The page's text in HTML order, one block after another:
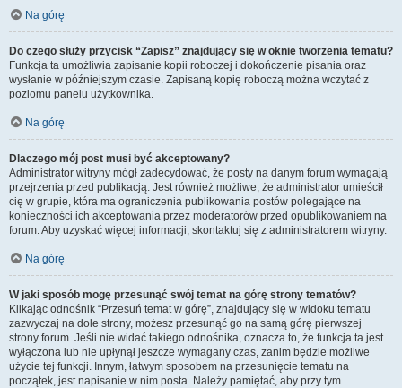
Na górę
Do czego służy przycisk “Zapisz” znajdujący się w oknie tworzenia tematu?
Funkcja ta umożliwia zapisanie kopii roboczej i dokończenie pisania oraz
wysłanie w późniejszym czasie. Zapisaną kopię roboczą można wczytać z
poziomu panelu użytkownika.
Na górę
Dlaczego mój post musi być akceptowany?
Administrator witryny mógł zadecydować, że posty na danym forum wymagają
przejrzenia przed publikacją. Jest również możliwe, że administrator umieścił
cię w grupie, która ma ograniczenia publikowania postów polegające na
konieczności ich akceptowania przez moderatorów przed opublikowaniem na
forum. Aby uzyskać więcej informacji, skontaktuj się z administratorem witryny.
Na górę
W jaki sposób mogę przesunąć swój temat na górę strony tematów?
Klikając odnośnik “Przesuń temat w górę”, znajdujący się w widoku tematu
zazwyczaj na dole strony, możesz przesunąć go na samą górę pierwszej
strony forum. Jeśli nie widać takiego odnośnika, oznacza to, że funkcja ta jest
wyłączona lub nie upłynął jeszcze wymagany czas, zanim będzie możliwe
użycie tej funkcji. Innym, łatwym sposobem na przesunięcie tematu na
początek, jest napisanie w nim posta. Należy pamiętać, aby przy tym